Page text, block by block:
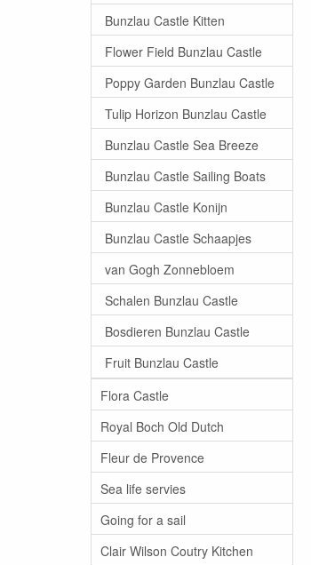
Bunzlau Castle Kitten
Flower Field Bunzlau Castle
Poppy Garden Bunzlau Castle
Tulip Horizon Bunzlau Castle
Bunzlau Castle Sea Breeze
Bunzlau Castle Sailing Boats
Bunzlau Castle Konijn
Bunzlau Castle Schaapjes
van Gogh Zonnebloem
Schalen Bunzlau Castle
Bosdieren Bunzlau Castle
Fruit Bunzlau Castle
Flora Castle
Royal Boch Old Dutch
Fleur de Provence
Sea life servies
Going for a sail
Clair Wilson Coutry Kitchen